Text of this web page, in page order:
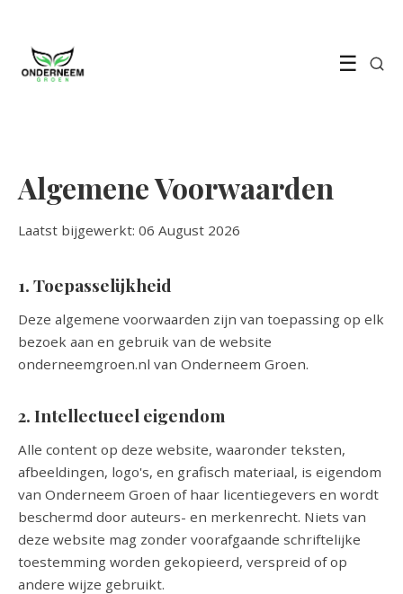
☰
Algemene Voorwaarden
Laatst bijgewerkt: 06 August 2026
1. Toepasselijkheid
Deze algemene voorwaarden zijn van toepassing op elk
bezoek aan en gebruik van de website
onderneemgroen.nl van Onderneem Groen.
2. Intellectueel eigendom
Alle content op deze website, waaronder teksten,
afbeeldingen, logo's, en grafisch materiaal, is eigendom
van Onderneem Groen of haar licentiegevers en wordt
beschermd door auteurs- en merkenrecht. Niets van
deze website mag zonder voorafgaande schriftelijke
toestemming worden gekopieerd, verspreid of op
andere wijze gebruikt.